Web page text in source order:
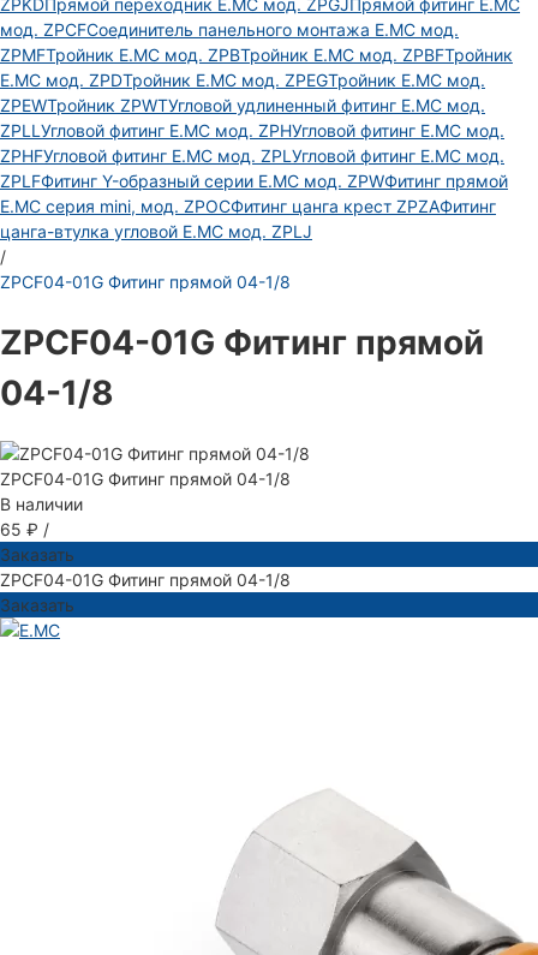
ZPKDПрямой переходник E.MC мод. ZPGJПрямой фитинг E.MC
мод. ZPCFСоединитель панельного монтажа E.MC мод.
ZPMFТройник E.MC мод. ZPBТройник E.MC мод. ZPBFТройник
E.MC мод. ZPDТройник E.MC мод. ZPEGТройник E.MC мод.
ZPEWТройник ZPWTУгловой удлиненный фитинг E.MC мод.
ZPLL Угловой фитинг E.MC мод. ZPHУгловой фитинг E.MC мод.
ZPHFУгловой фитинг E.MC мод. ZPL Угловой фитинг E.MC мод.
ZPLFФитинг Y-образный серии E.MC мод. ZPWФитинг прямой
E.MC серия mini, мод. ZPOCФитинг цанга крест ZPZAФитинг
цанга-втулка угловой Е.МС мод. ZPLJ
/
ZPCF04-01G Фитинг прямой 04-1/8
ZPCF04-01G Фитинг прямой
04-1/8
ZPCF04-01G Фитинг прямой 04-1/8
В наличии
65 ₽ /
Заказать
ZPCF04-01G Фитинг прямой 04-1/8
Заказать